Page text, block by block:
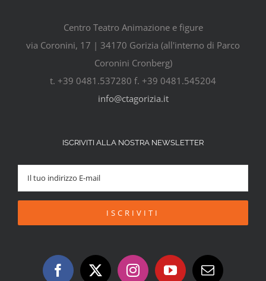
Centro Teatro Animazione e figure
via Coronini, 17 | 34170 Gorizia (all'interno di Parco
Coronini Cronberg)
t. +39 0481.537280 f. +39 0481.545204
info@ctagorizia.it
ISCRIVITI ALLA NOSTRA NEWSLETTER